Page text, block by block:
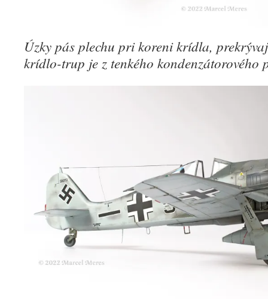
Úzky pás plechu pri koreni krídla,
krídlo-trup je z tenkého kondenzátorového